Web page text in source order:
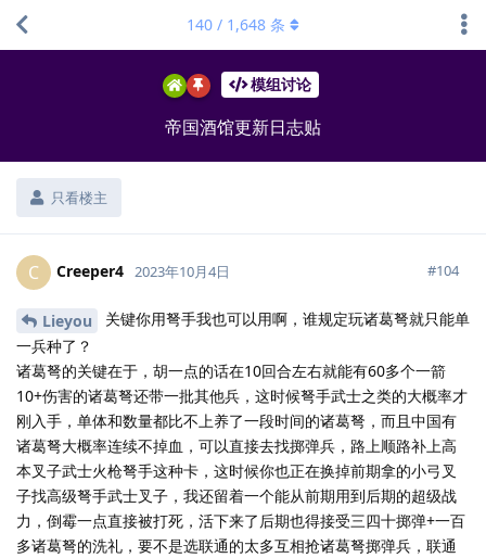
模组讨论
帝国酒馆更新日志贴
只看楼主
140 / 1,648 条
C Creeper4 2023年10月4日 #104
Lieyou
关键你用弩手我也可以用啊，谁规定玩诸葛弩就只能单
一兵种了？
诸葛弩的关键在于，胡一点的话在10回合左右就能有60多个一箭
10+伤害的诸葛弩还带一批其他兵，这时候弩手武士之类的大概率才
刚入手，单体和数量都比不上养了一段时间的诸葛弩，而且中国有
诸葛弩大概率连续不掉血，可以直接去找掷弹兵，路上顺路补上高
本叉子武士火枪弩手这种卡，这时候你也正在换掉前期拿的小弓叉
子找高级弩手武士叉子，我还留着一个能从前期用到后期的超级战
力，倒霉一点直接被打死，活下来了后期也得接受三四十掷弹+一百
多诸葛弩的洗礼，要不是选联通的太多互相抢诸葛弩掷弹兵，联通